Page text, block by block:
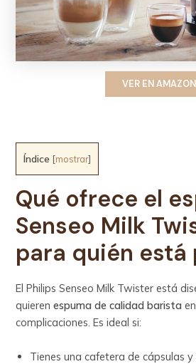
VER EN AMAZON
Índice [mostrar]
Qué ofrece el
Senseo Milk
para quién está
El Philips Senseo Milk Twister está
quierenespuma de calidad barista
complicaciones. Es ideal si:
Tienes una cafetera de cápsulas